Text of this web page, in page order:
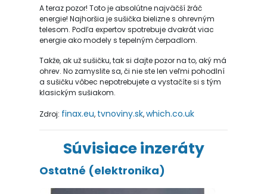
A teraz pozor! Toto je absolútne najväčší žráč
energie! Najhoršia je sušička bielizne s ohrevným
telesom. Podľa expertov spotrebuje dvakrát viac
energie ako modely s tepelným čerpadlom.
Takže, ak už sušičku, tak si dajte pozor na to, aký má
ohrev. No zamyslite sa, či nie ste len veľmi pohodlní
a sušičku vôbec nepotrebujete a vystačíte si s tým
klasickým sušiakom.
Zdroj: finax.eu, tvnoviny.sk,which.co.uk
Súvisiace inzeráty
Ostatné (elektronika)